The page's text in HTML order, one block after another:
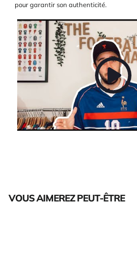
pour garantir son authenticité.
VOUS AIMEREZ PEUT-ÊTRE